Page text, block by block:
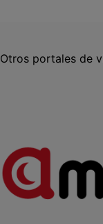
Otros portales de